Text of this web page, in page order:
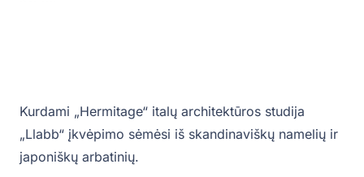
Kurdami „Hermitage“ italų architektūros studija
„Llabb“ įkvėpimo sėmėsi iš skandinaviškų namelių ir
japoniškų arbatinių.